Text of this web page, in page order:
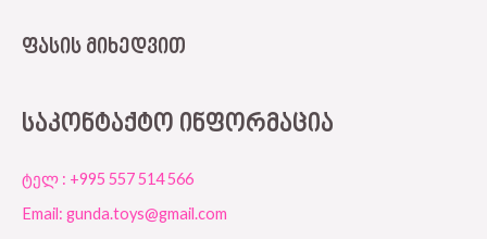
ᲤᲐᲡᲘᲡ ᲛᲘᲮᲔᲓᲕᲘᲗ
ᲡᲐᲙᲝᲜᲢᲐᲥᲢᲝ ᲘᲜᲤᲝᲠᲛᲐᲪᲘᲐ
ტელ : +995 557 514 566
Email: gunda.toys@gmail.com